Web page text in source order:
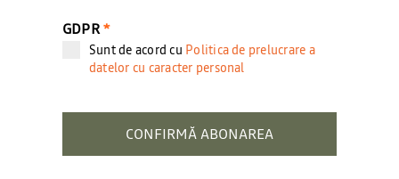
GDPR*
Sunt de acord cu Politica de prelucrare a
datelor cu caracter personal
CONFIRMĂ ABONAREA